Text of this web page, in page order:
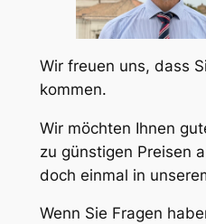
Wir freuen uns, dass
kommen.
Wir möchten Ihnen
zu günstigen Preisen
doch einmal in
Wenn Sie Fragen